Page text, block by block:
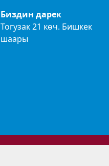
Биздин дарек
Тогузак 21 көч. Бишкек
шаары